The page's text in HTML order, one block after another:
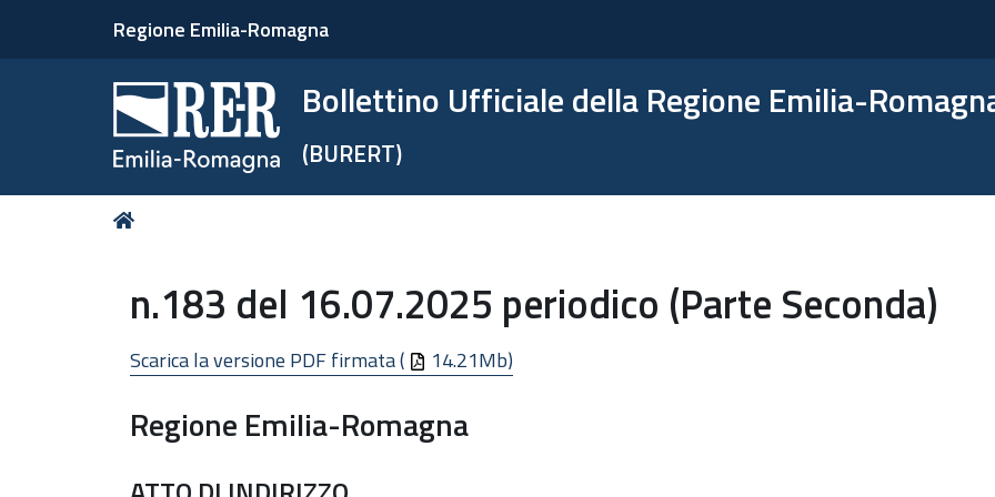
Regione Emilia-Romagna
Bollettino Ufficiale della Regione Emilia-
(BURERT)
Tu
n.183 del 16.07.2025 periodico (Parte Seconda)
Scarica la versione PDF firmata ( 14.21Mb)
Regione Emilia-Romagna